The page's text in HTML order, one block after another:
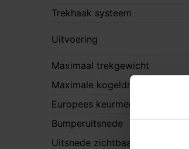
Trekhaak systeem
Uitvoering
Maximaal trekgewicht
Maximale kogeldruk
Europees keurmerk
Bumperuitsnede
Uitsnede zichtbaar